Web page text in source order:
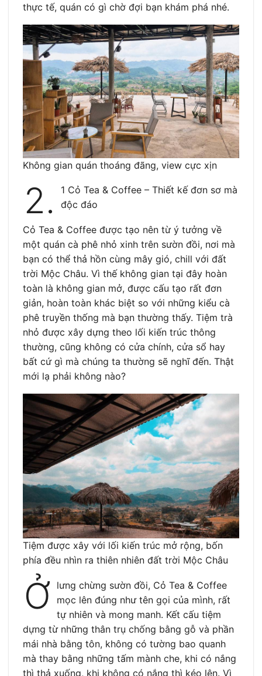
thực tế, quán có gì chờ đợi bạn khám phá nhé.
Không gian quán thoáng đãng, view cực xịn
2.
1 Cỏ Tea & Coffee – Thiết kế đơn sơ mà
độc đáo
Cỏ Tea & Coffee được tạo nên từ ý tưởng về
một quán cà phê nhỏ xinh trên sườn đồi, nơi mà
bạn có thể thả hồn cùng mây gió, chill với đất
trời Mộc Châu. Vì thế không gian tại đây hoàn
toàn là không gian mở, được cấu tạo rất đơn
giản, hoàn toàn khác biệt so với những kiểu cà
phê truyền thống mà bạn thường thấy. Tiệm trà
nhỏ được xây dựng theo lối kiến trúc thông
thường, cũng không có cửa chính, cửa sổ hay
bất cứ gì mà chúng ta thường sẽ nghĩ đến. Thật
mới lạ phải không nào?
Tiệm được xây với lối kiến trúc mở rộng, bốn
phía đều nhìn ra thiên nhiên đất trời Mộc Châu
Ở lưng chừng sườn đồi, Cỏ Tea & Coffee
mọc lên đúng như tên gọi của mình, rất
tự nhiên và mong manh. Kết cấu tiệm
dựng từ những thân trụ chống bằng gỗ và phần
mái nhà bằng tôn, không có tường bao quanh
mà thay bằng những tấm mành che, khi có nắng
thì thả xuống, khi không có nắng thì kéo lên. Vì